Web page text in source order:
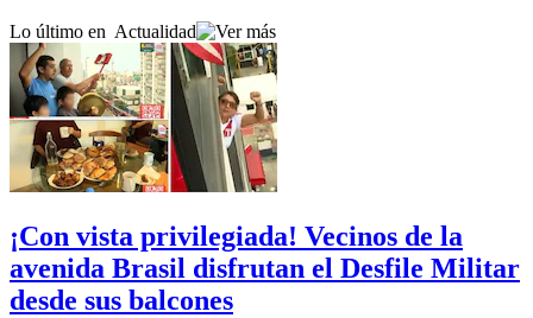
Lo último en Actualidad
¡Con vista privilegiada! Vecinos de la
avenida Brasil disfrutan el Desfile Militar
desde sus balcones